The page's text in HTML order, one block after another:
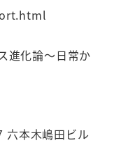
進化論～日常か
六本木嶋田ビル